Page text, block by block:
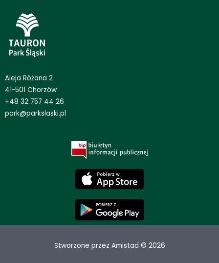
Aleja Różana 2
41-501 Chorzów
+48 32 757 44 26
park@parkslaski.pl
Stworzone przez Amistad © 2026